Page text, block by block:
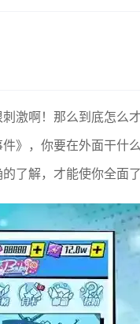
激啊！那么到底怎么
》，你要在外面干什
了解，才能使你全面了